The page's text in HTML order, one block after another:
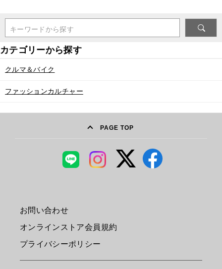
キーワードから探す
クルマ＆バイク
ファッションカルチャー
PAGE TOP
お問い合わせ
オンラインストア会員規約
プライバシーポリシー